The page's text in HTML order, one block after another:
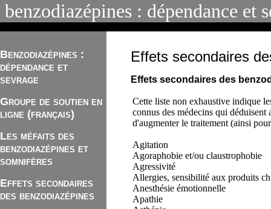
benzodiazépines : dépendance et
Benzodiazépines :
dépendance et
sevrage
Groupe de soutien en
ligne (français)
Les méfaits des
benzodiazépines et
somnifères
Effets secondaires
des benzodiazépines
Effets secondaires
Effets secondaires des
Cette liste non exhaustive indique
connus des médecins qui déduisent
d'augmenter le traitement (ainsi
Agitation
Agoraphobie et/ou claustrophobie
Agressivité
Allergies, sensibilité aux produits
Anesthésie émotionnelle
Apathie